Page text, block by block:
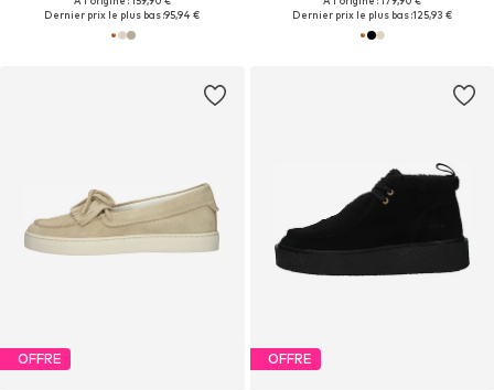
Dernier prix le plus bas :95,94 €
Dernier prix le plus bas :125,93 €
OFFRE OFFRE